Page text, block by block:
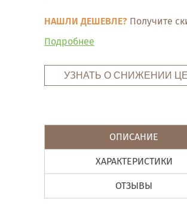
НАШЛИ ДЕШЕВЛЕ? Получите
Подробнее
УЗНАТЬ О СНИЖЕНИИ
ОПИСАНИЕ
ХАРАКТЕРИСТИКИ
ОТЗЫВЫ